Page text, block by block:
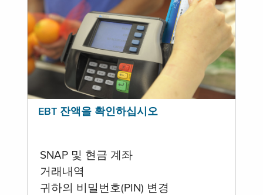
EBT 잔액을 확인하십시오
SNAP 및 현금 계좌
거래내역
귀하의 비밀번호(PIN) 변경